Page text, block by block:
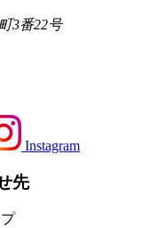
3番22号
Instagram
先